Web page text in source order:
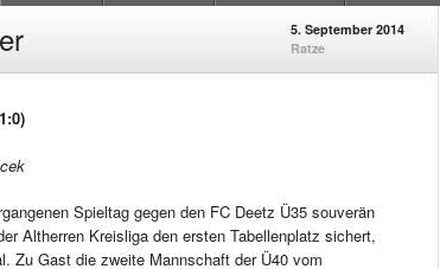
5. September 2014
Ratze
Spieltag gegen den FC Deetz Ü35 souverän
Altherren Kreisliga den ersten Tabellenplatz sichert,
Zu Gast die zweite Mannschaft der Ü40 vom